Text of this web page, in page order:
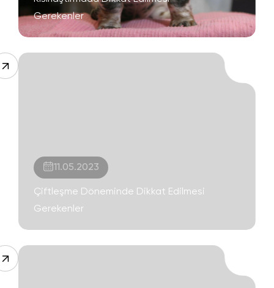
Gerekenler
11.05.2023
Çiftleşme Döneminde Dikkat Edilmesi
Gerekenler